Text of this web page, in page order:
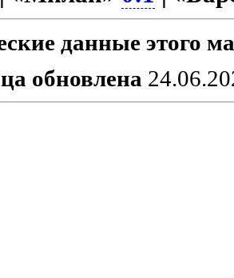
данные этого
обновлена